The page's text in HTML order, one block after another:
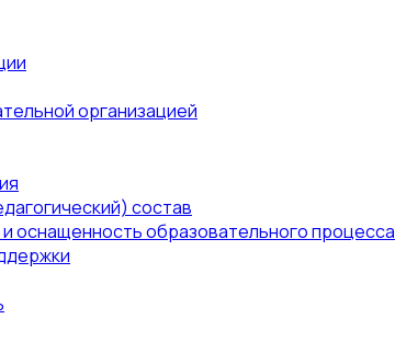
организацией
состав
оснащенность образовательного процесса